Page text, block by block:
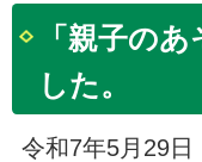
「親子の
した。
令和7年5月29日